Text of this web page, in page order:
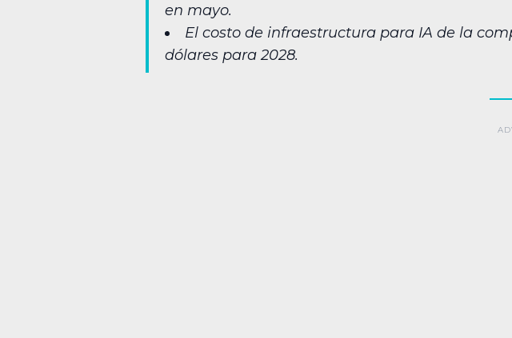
en mayo.
El costo de infraestructura para IA de la
dólares para 2028.